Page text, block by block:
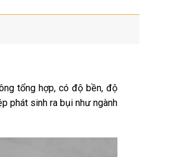
tổng hợp, có độ bền, độ
phát sinh ra bụi như ngành